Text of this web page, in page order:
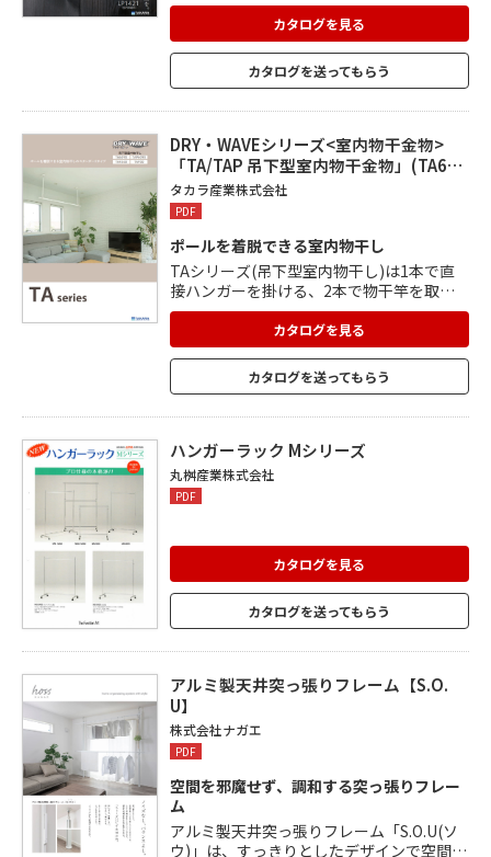
わりましょう。 TJシリーズ(吊下型室内物
干金物)は、タカラ産業開発のクイックロッ
ク機構を使用。 より簡単にパイプの長さの
調節ができます。 LPシリーズ(室内伸縮竿)
じみます。
カタログを見る
カタログを送ってもらう
DRY・WAVEシリーズ<室内物干金物>
「TA/TAP 吊下型室内物干金物」(TA6…
タカラ産業株式会社
PDF
ポールを着脱できる室内物干し
TAシリーズ(吊下型室内物干し)は1本で直
接ハンガーを掛ける、2本で物干竿を取付
けるなど生活スタイルに合わせた使い方が
できます。 台座から取外し可能で、使用し
ていないときは収納できるため、お部屋の
景観を崩しません。 リングに掛けることの
できない形状のものは付属のフックで掛け
カタログを見る
カタログを送ってもらう
ハンガーラック Mシリーズ
丸桝産業株式会社
PDF
カタログを見る
カタログを送ってもらう
アルミ製天井突っ張りフレーム【S.O.
U】
株式会社ナガエ
PDF
空間を邪魔せず、調和する突っ張りフレー
ム
アルミ製天井突っ張りフレーム「S.O.U(ソ
ウ)」は、すっきりとしたデザインで空間に